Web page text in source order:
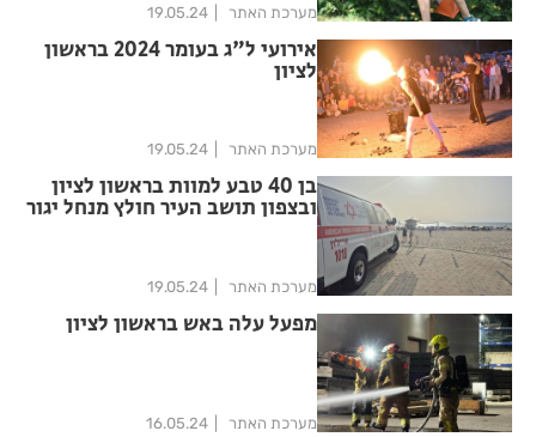
מערכת האתר 19.05.24
אירועי ל"ג בעומר 2024 בראשון
לציון
מערכת האתר 19.05.24
בן 40 טבע למוות בראשון לציון
ובצפון תושב העיר חולץ מנחל יגור
מערכת האתר 19.05.24
מפעל עלה באש בראשון לציון
מערכת האתר 16.05.24